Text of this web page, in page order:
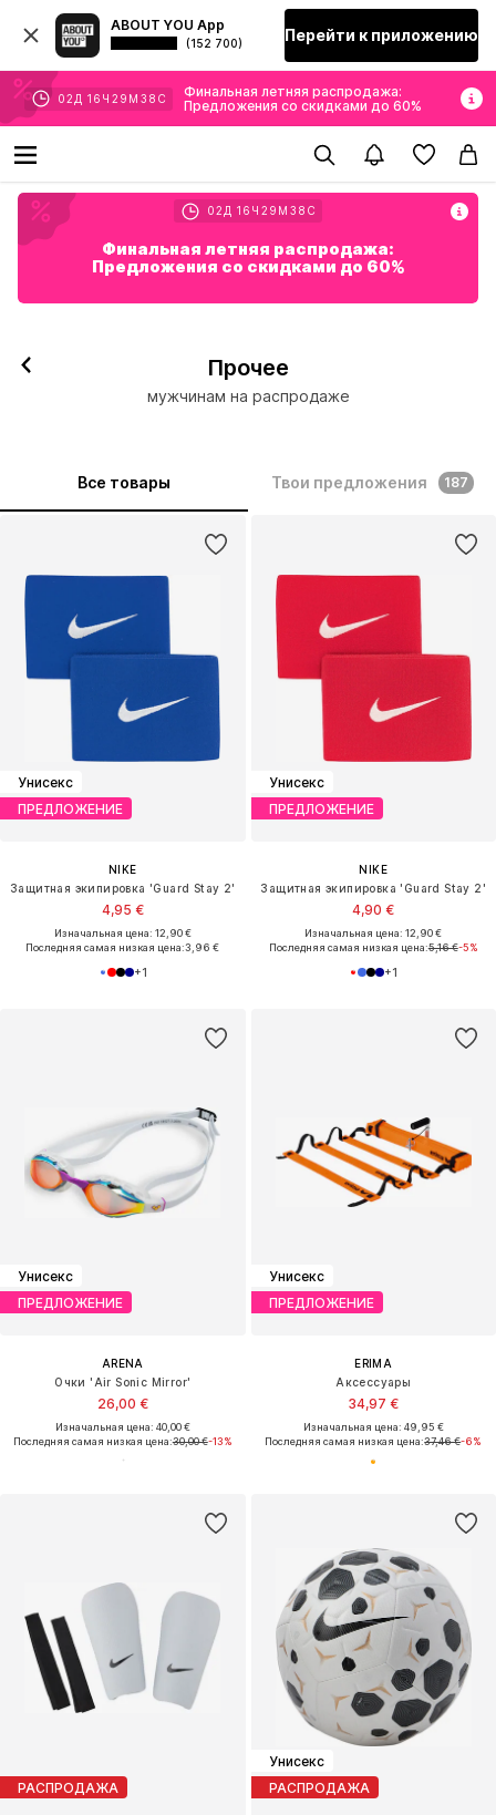
ABOUT YOU App
(152 700) Перейти к приложению
02 Д 16 Ч 29 М 37 С
Финальная летняя распродажа:
Предложения со скидками до 60%
02 Д 16 Ч 29 М 37 С
Финальная летняя распродажа:
Предложения со скидками до 60%
Прочее
мужчинам на распродаже
Все товары Твои предложения 187
Унисекс
ПРЕДЛОЖЕНИЕ
NIKE
Защитная экипировка 'Guard Stay 2'
4,95 €
Изначальная цена: 12,90 €
Последняя самая низкая цена:3,96 €
+1
Унисекс
ПРЕДЛОЖЕНИЕ
NIKE
Защитная экипировка 'Guard Stay 2'
4,90 €
Изначальная цена: 12,90 €
Последняя самая низкая цена:5,16 €-5%
+1
Унисекс
ПРЕДЛОЖЕНИЕ
ARENA
Очки 'Air Sonic Mirror'
26,00 €
Изначальная цена: 40,00 €
Последняя самая низкая цена:30,00 €-13%
Унисекс
ПРЕДЛОЖЕНИЕ
ERIMA
Аксессуары
34,97 €
Изначальная цена: 49,95 €
Последняя самая низкая цена:37,46 €-6%
РАСПРОДАЖА
Унисекс
РАСПРОДАЖА